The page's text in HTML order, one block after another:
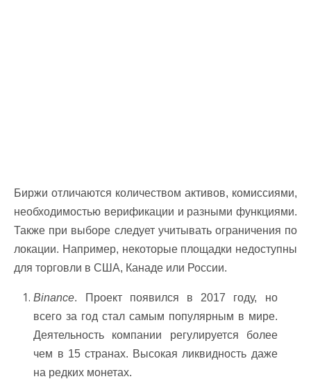
Биржи отличаются количеством активов, комиссиями,
необходимостью верификации и разными функциями.
Также при выборе следует учитывать ограничения по
локации. Например, некоторые площадки недоступны
для торговли в США, Канаде или России.
Binance. Проект появился в 2017 году, но
всего за год стал самым популярным в мире.
Деятельность компании регулируется более
чем в 15 странах. Высокая ликвидность даже
на редких монетах.